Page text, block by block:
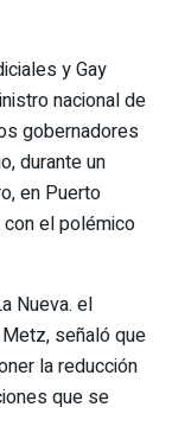
y Gay
nacional de
gobernadores
durante un
en Puerto
con el polémico
Nueva. el
señaló que
la reducción
que se